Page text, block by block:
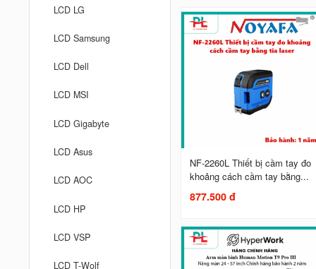
LCD LG
LCD Samsung
LCD Dell
LCD MSI
LCD Gigabyte
LCD Asus
LCD AOC
LCD HP
LCD VSP
LCD T-Wolf
NF-2260L Thiết bị cầm tay đo
khoảng cách cầm tay bằng...
877.500 đ